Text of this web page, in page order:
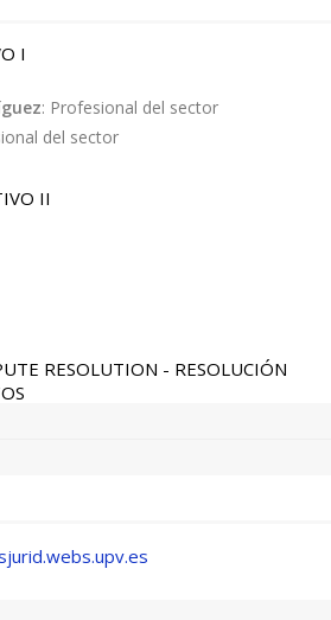
I
: Profesional del sector
del sector
II
RESOLUTION - RESOLUCIÓN